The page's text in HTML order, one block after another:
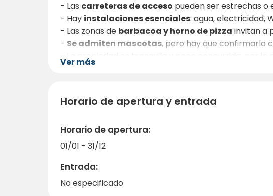
- Las carreteras de acceso pueden ser estrechas
- Hay instalaciones esenciales: agua, electricidad,
- Las zonas de barbacoa y horno de pizza invitan a
- Se admiten mascotas, pero hay que confirmarlo
- La propiedad es tranquila y poco concurrida, por lo
- Pararestaurantes, tiendas y bares
Este es un lugar para viajeros que buscan
espere más: reserve su estancia hoy mismo
Ver más
Horario de apertura y entrada
Horario de apertura:
01/01 - 31/12
Entrada:
No especificado